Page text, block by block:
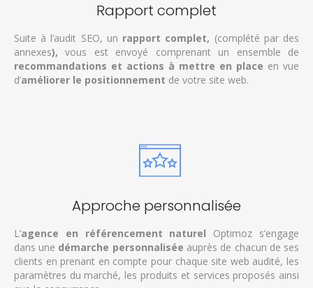
Rapport complet
Suite à l’audit SEO, un rapport complet, (complété par des
annexes), vous est envoyé comprenant un ensemble de
recommandations et actions à mettre en place en vue
d’améliorer le positionnement de votre site web.
Approche personnalisée
L’agence en référencement naturel Optimoz s’engage
dans une démarche personnalisée auprès de chacun de ses
clients en prenant en compte pour chaque site web audité, les
paramètres du marché, les produits et services proposés ainsi